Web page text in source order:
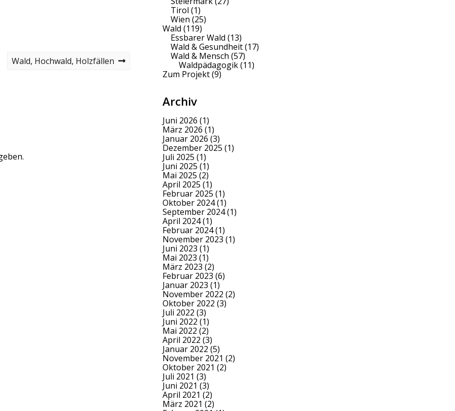
N
Wald, Hochwald, Holzfällen
Tirol (1)
Wien (25)
Wald (119)
Essbarer Wald (13)
Wald & Gesundheit(17)
Wald & Mensch (57)
Waldpädagogik(11)
Zum Projekt(9)
Archiv
Juni 2026 (1)
März 2026 (1)
Januar 2026 (3)
Dezember 2025 (1)
Juli 2025 (1)
Juni 2025 (1)
Mai 2025 (2)
April 2025 (1)
Februar 2025 (1)
Oktober 2024(1)
September 2024(1)
April 2024(1)
Februar 2024(1)
November 2023 (1)
Juni 2023 (1)
Mai 2023 (1)
März 2023 (2)
Februar 2023 (6)
Januar 2023 (1)
November 2022 (2)
Oktober 2022 (3)
Juli 2022 (3)
Juni 2022 (1)
Mai 2022 (2)
April 2022 (3)
Januar 2022 (5)
November 2021 (2)
Oktober 2021 (2)
Juli 2021 (3)
Juni 2021 (3)
April 2021 (2)
März 2021 (2)